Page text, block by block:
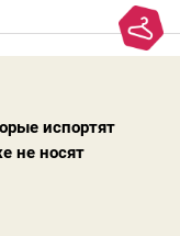
ними в магазин.
покупок.
испортят
не носят